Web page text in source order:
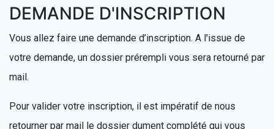
DEMANDE D'INSCRIPTION
Vous allez faire une demande d’inscription. A l'issue de
votre demande, un dossier prérempli vous sera retourné par
mail.
Pour valider votre inscription, il est impératif de nous
retourner par mail le dossier dument complété qui vous